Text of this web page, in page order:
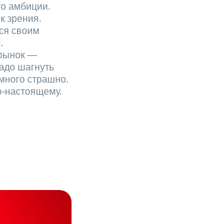
амбиции.
зрения.
своим
—
шагнуть
страшно.